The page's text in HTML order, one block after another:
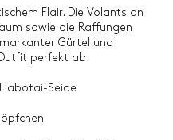
Flair. Die Volants an
sowie die Raffungen
Gürtel und
perfekt ab.
Seide